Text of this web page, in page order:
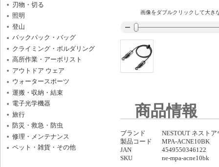
画像をダブルクリックして大き
商品情報
ブランド
NESTOUT ネストア
製品コード
MPA-ACNE10BK
JAN
4549550346122
SKU
ne-mpa-acne10bk
刃物・切る
照明
登山
バックパック・バッグ
クライミング・ボルダリング
高所作業・アーボリスト
アウトドア ウェア
ウォータースポーツ
運搬・収納・結束
電子光学機器
旅行
防災・救急・防虫
修理・メンテナンス
ペット・雑貨・その他